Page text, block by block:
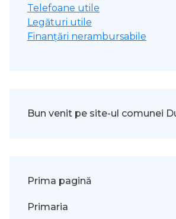
Telefoane utile
Legături utile
Finanțări nerambursabile
Bun venit pe site-ul comunei
Prima pagină
Primaria